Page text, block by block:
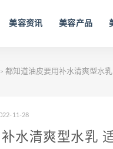
美容资讯 美容产品
> 都知道油皮要用补水清爽型水
11-28
水清爽型水乳